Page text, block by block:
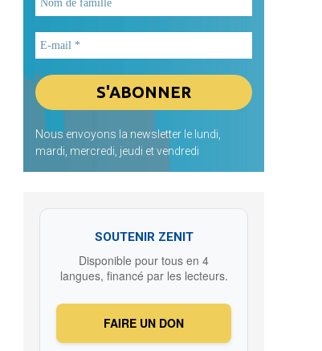
Nous envoyons la newsletter le lundi,
mardi, mercredi, jeudi et vendredi
SOUTENIR ZENIT
Disponible pour tous en 4
langues, financé par les lecteurs.
FAIRE UN DON